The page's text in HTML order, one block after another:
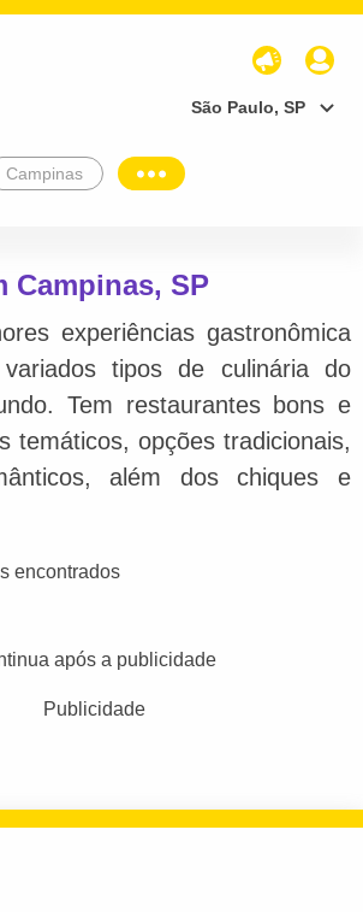
São Paulo, SP
Campinas
Campinas, SP
experiências gastronômica
tipos de culinária do
Tem restaurantes bons e
temáticos, opções tradicionais,
além dos chiques e
encontrados
após a publicidade
Publicidade